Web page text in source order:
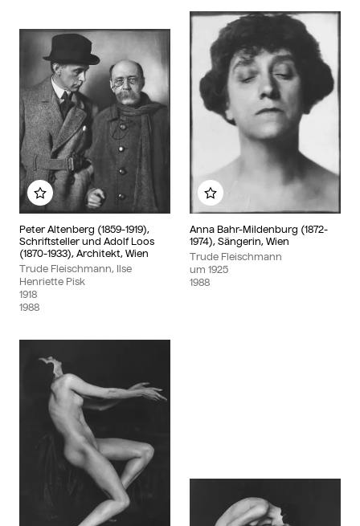
Peter Altenberg (1859-1919),
Schriftsteller und Adolf Loos
(1870-1933), Architekt, Wien
Trude Fleischmann, Ilse
Henriette Pisk
1918
1988
Zu meinem Album hinzufügen
Anna Bahr-Mildenburg (1872-
1974), Sängerin, Wien
Trude Fleischmann
um 1925
1988
Zu meinem Album